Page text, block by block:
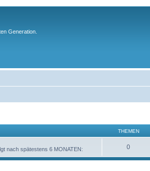
Generation.
THEMEN
nach spätestens 6 MONATEN: 0